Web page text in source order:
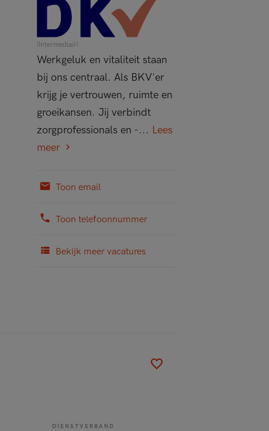
(Intermediair)
Werkgeluk en vitaliteit staan
bij ons centraal. Als BKV'er
krijg je vertrouwen, ruimte en
groeikansen. Jij verbindt
zorgprofessionals en -... Lees
meer
Toon email
Toon telefoonnummer
Bekijk meer vacatures
DIENSTVERBAND